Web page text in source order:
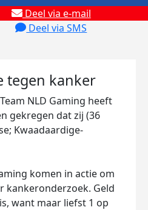
Deel via e-mail
Deel via SMS
tegen kanker
NLD Gaming heeft
gekregen dat zij (36
Kwaadaardige-
komen in actie om
kankeronderzoek. Geld
want maar liefst 1 op